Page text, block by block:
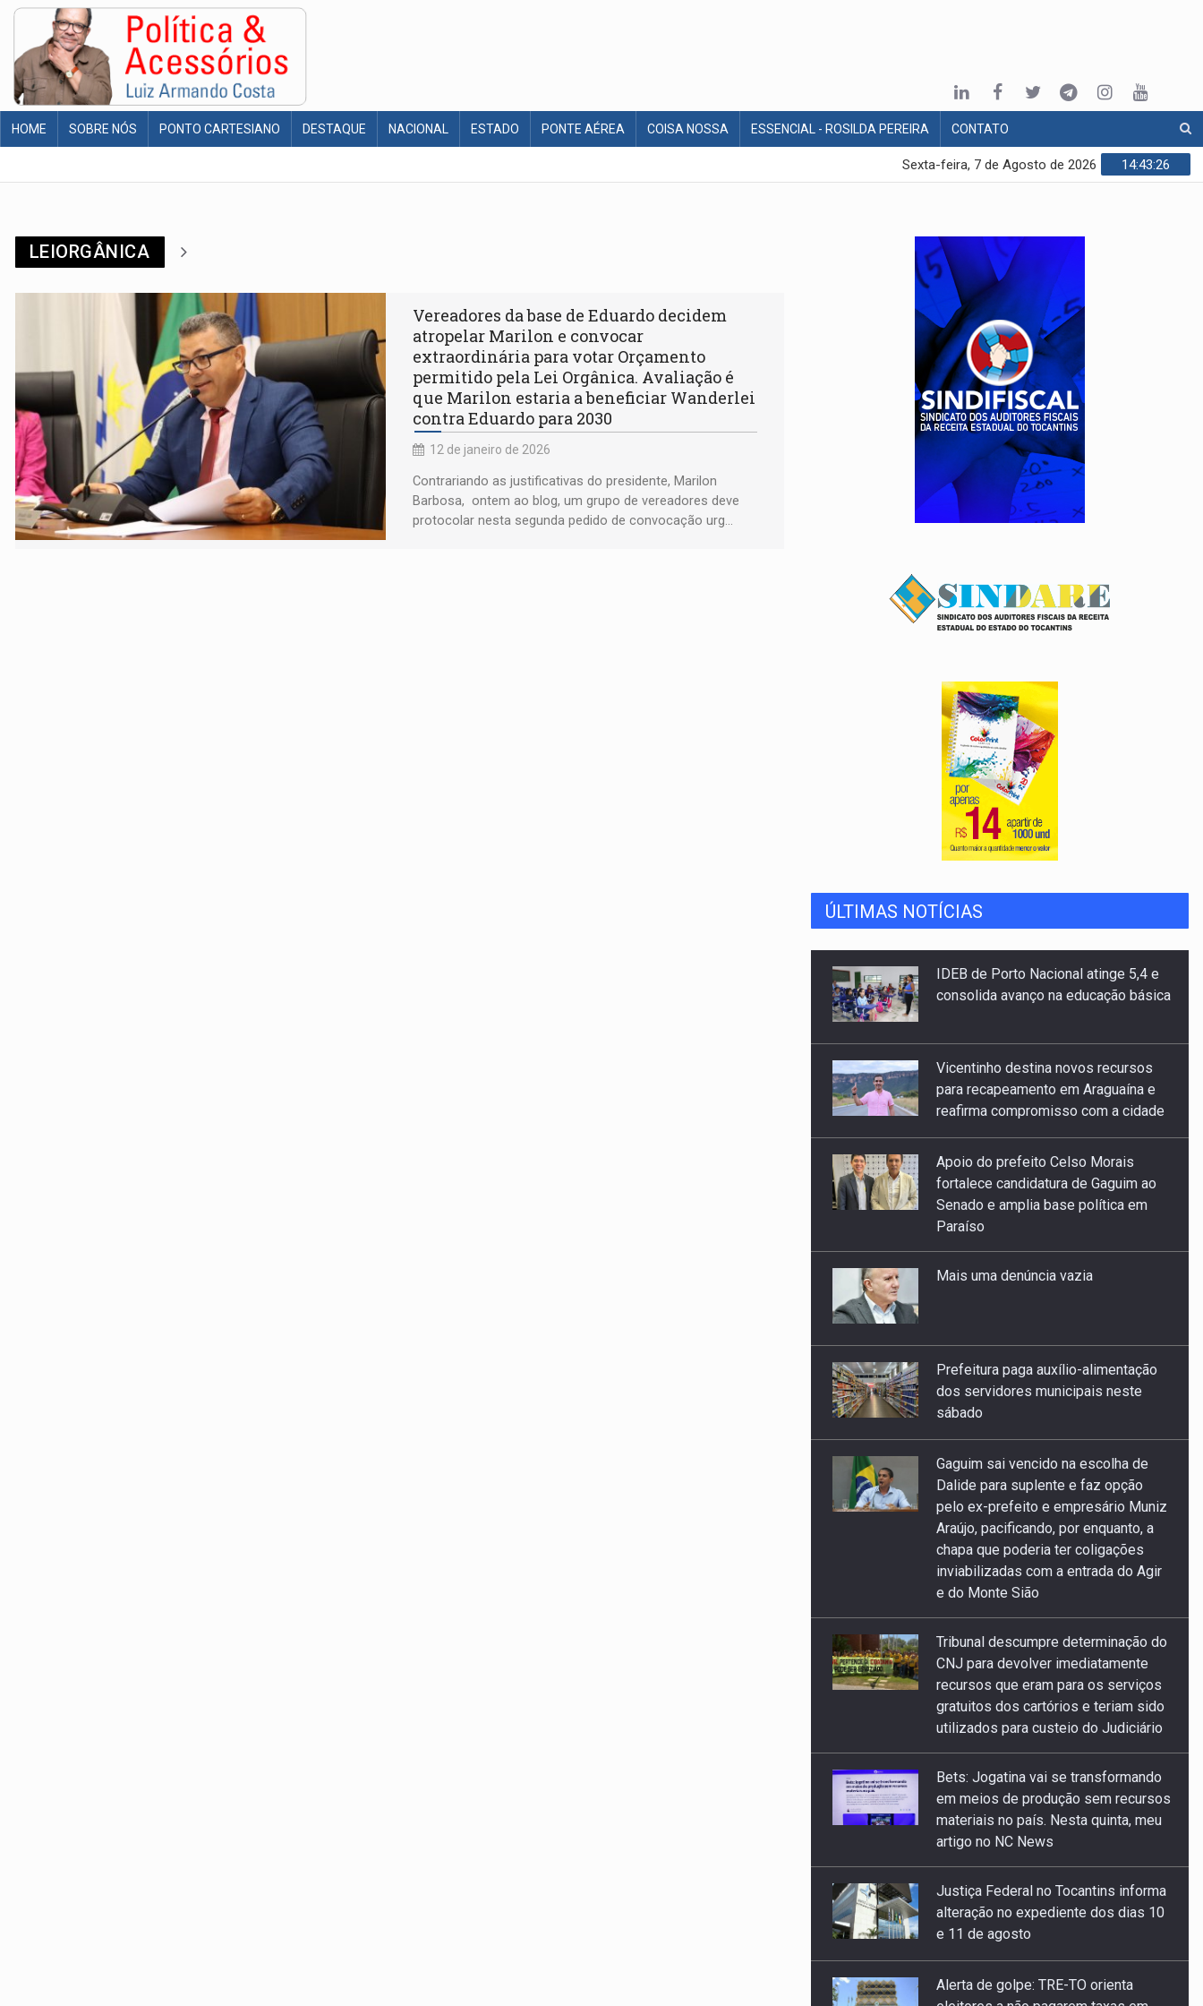
HOME SOBRE NÓS PONTO CARTESIANO DESTAQUE NACIONAL ESTADO PONTE AÉREA COISA NOSSA ESSENCIAL - ROSILDA PEREIRA CONTATO
14:43:27
Sexta-feira, 7 de Agosto de 2026
LEIORGÂNICA
Vereadores da base de Eduardo decidem
atropelar Marilon e convocar
extraordinária para votar Orçamento
permitido pela Lei Orgânica. Avaliação é
que Marilon estaria a beneficiar Wanderlei
contra Eduardo para 2030
12 de janeiro de 2026
Contrariando as justificativas do presidente, Marilon
Barbosa, ontem ao blog, um grupo de vereadores deve
protocolar nesta segunda pedido de convocação urg...
ÚLTIMAS NOTÍCIAS
IDEB de Porto Nacional atinge 5,4 e
consolida avanço na educação básica
para recapeamento em Araguaína e
reafirma compromisso com a cidade
Apoio do prefeito Celso Morais
fortalece candidatura de Gaguim ao
Senado e amplia base política em
Paraíso
Mais uma denúncia vazia
dos servidores municipais neste
sábado
Gaguim sai vencido na escolha de
Dalide para suplente e faz opção
pelo ex-prefeito e empresário Muniz
Araújo, pacificando, por enquanto, a
chapa que poderia ter coligações
inviabilizadas com a entrada do Agir
e do Monte Sião
Tribunal descumpre determinação do
CNJ para devolver imediatamente
recursos que eram para os serviços
gratuitos dos cartórios e teriam sido
utilizados para custeio do Judiciário
Bets: Jogatina vai se transformando
em meios de produção sem recursos
materiais no país. Nesta quinta, meu
artigo no NC News
Justiça Federal no Tocantins informa
alteração no expediente dos dias 10
e 11 de agosto
Alerta de golpe: TRE-TO orienta
eleitores a não pagarem taxas em
sites não oficiais